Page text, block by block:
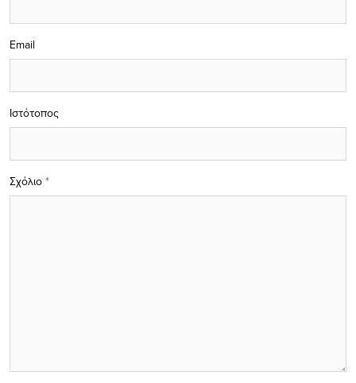
Σχόλιο *
Email
Ιστότοπος